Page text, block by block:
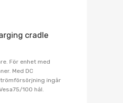
cradle
För enhet med
Med DC
ingår
100 hål.